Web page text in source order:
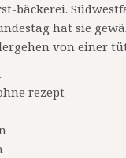
bäckerei.
hat sie
von einer
rezept